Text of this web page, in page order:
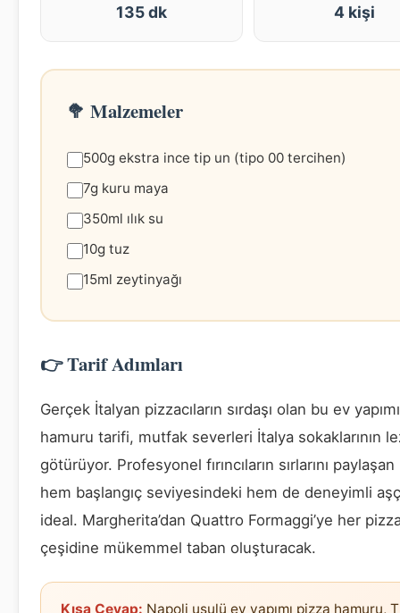
135 dk 4 kişi
🥦 Malzemeler
500g ekstra ince tip un (tipo 00 tercihen)
7g kuru maya
350ml ılık su
10g tuz
15ml zeytinyağı
👉 Tarif Adımları
Gerçek İtalyan pizzacıların sırdaşı olan bu ev
hamuru tarifi, mutfak severleri İtalya sokaklarının
götürüyor. Profesyonel fırıncıların sırlarını
hem başlangıç seviyesindeki hem de deneyimli
ideal. Margherita’dan Quattro Formaggi’ye her
çeşidine mükemmel taban oluşturacak.
Kısa Cevap: Napoli usulü ev yapımı pizza hamuru,